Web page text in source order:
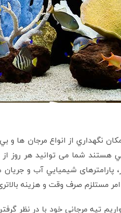
نگهداري از انواع مرجان ها و
هستند شما می توانید هر روز
پارامترهای شيميايي آب و
مستلزم صرف وقت و هزینه
تپه مرجانی خود با در نظر